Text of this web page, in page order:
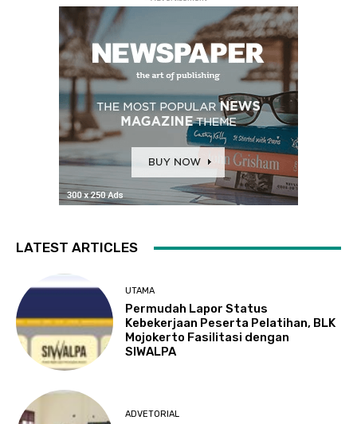
LATEST ARTICLES
UTAMA
Permudah Lapor Status
Kebekerjaan Peserta Pelatihan, BLK
Mojokerto Fasilitasi dengan
SIWALPA
ADVETORIAL